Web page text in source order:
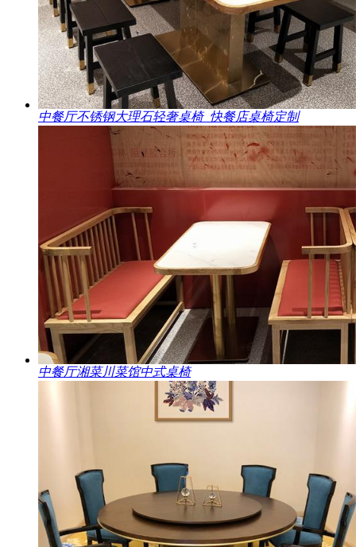
中餐厅不锈钢大理石轻奢桌椅_快餐店桌椅定制
中餐厅湘菜川菜馆中式桌椅